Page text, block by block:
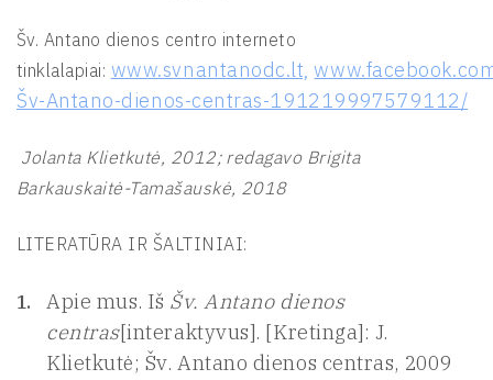
Šv. Antano dienos centro interneto
tinklalapiai: www.svnantanodc.lt,
Šv-Antano-dienos-centras-191219997579112/
Jolanta Klietkutė, 2012; redagavo Brigita
Barkauskaitė-Tamašauskė, 2018
LITERATŪRA IR ŠALTINIAI:
Apie mus. Iš Šv. Antano dienos
centras[interaktyvus]. [Kretinga]: J.
Klietkutė; Šv. Antano dienos centras, 2009